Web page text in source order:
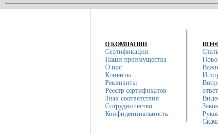
О КОМПАНИИ
Сертификация
Наши преимущества
О нас
Клиенты
Реквизиты
Реестр сертификатов
Знак соответствия
Сотрудничество
Конфиденциальность